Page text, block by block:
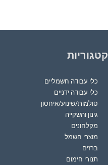
קטגוריות
כלי עבודה חשמליים
כלי עבודה ידניים
סולמות/שינוע/איחסון
גינון והשקייה
מקלחונים
מוצרי חשמל
ברזים
תנורי חימום